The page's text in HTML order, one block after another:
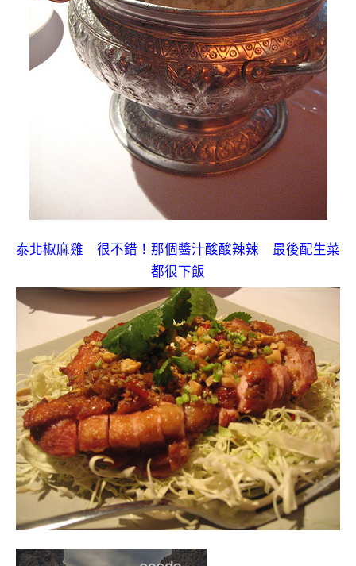
泰北椒麻雞 很不錯！那個醬汁酸酸辣辣 最後配生菜
都很下飯